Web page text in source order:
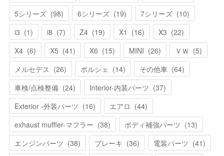
5シリーズ (98) 6シリーズ (19) 7シリーズ (10)
i3 (1) i8 (7) Z4 (19) X1 (16) X3 (22)
X4 (6) X5 (41) X6 (15) MINI (26) ＶＷ (5)
メルセデス (26) ポルシェ (14) その他車 (64)
車検/点検整備 (24) Interior-内装パーツ (37)
Exterior -外装パーツ (16) エアロ (44)
exhaust muffler-マフラー (38) ボディ補強パーツ (13)
エンジンパーツ (38) ブレーキ (36) 電装パーツ (41)